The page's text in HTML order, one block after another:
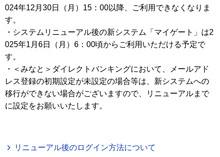
024年12月30日（月）15：00以降、ご利用できなくなりま
す。
・システムリニューアル後の新システム「マイゲート」は2
025年1月6日（月）6：00頃からご利用いただける予定で
す。
・＜みなと＞ダイレクトバンキングにおいて、メールアド
レス登録の初期設定が未設定の場合等は、新システムへの
移行ができない場合がございますので、リニューアルまで
に設定をお願いいたします。
リニューアル後のログイン方法について